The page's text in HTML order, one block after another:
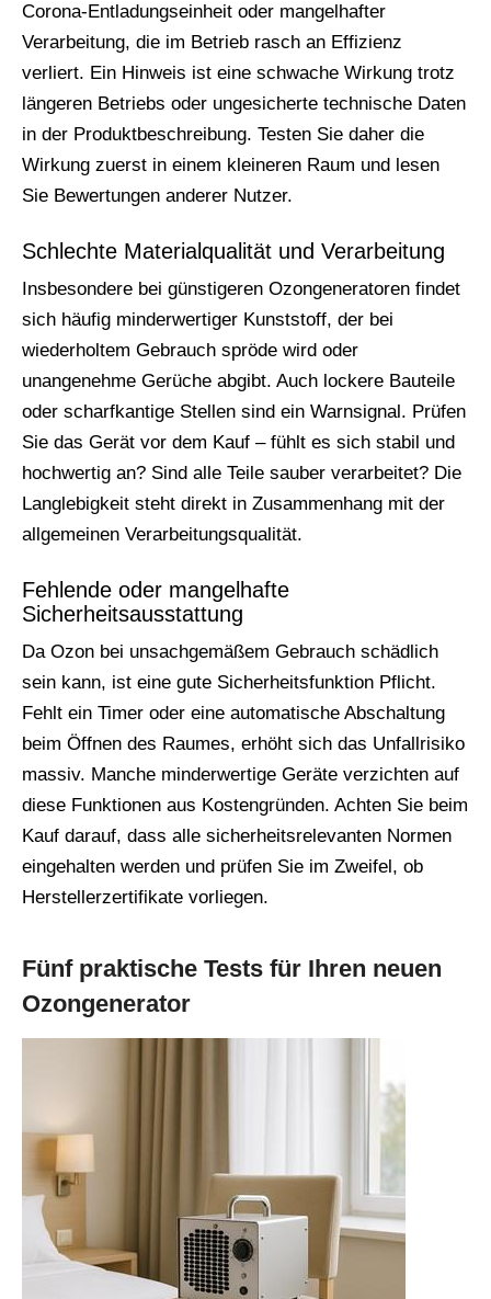
Corona-Entladungseinheit oder mangelhafter
Verarbeitung, die im Betrieb rasch an Effizienz
verliert. Ein Hinweis ist eine schwache Wirkung trotz
längeren Betriebs oder ungesicherte technische Daten
in der Produktbeschreibung. Testen Sie daher die
Wirkung zuerst in einem kleineren Raum und lesen
Sie Bewertungen anderer Nutzer.
Schlechte Materialqualität und Verarbeitung
Insbesondere bei günstigeren Ozongeneratoren findet
sich häufig minderwertiger Kunststoff, der bei
wiederholtem Gebrauch spröde wird oder
unangenehme Gerüche abgibt. Auch lockere Bauteile
oder scharfkantige Stellen sind ein Warnsignal. Prüfen
Sie das Gerät vor dem Kauf – fühlt es sich stabil und
hochwertig an? Sind alle Teile sauber verarbeitet? Die
Langlebigkeit steht direkt in Zusammenhang mit der
allgemeinen Verarbeitungsqualität.
Fehlende oder mangelhafte
Sicherheitsausstattung
Da Ozon bei unsachgemäßem Gebrauch schädlich
sein kann, ist eine gute Sicherheitsfunktion Pflicht.
Fehlt ein Timer oder eine automatische Abschaltung
beim Öffnen des Raumes, erhöht sich das Unfallrisiko
massiv. Manche minderwertige Geräte verzichten auf
diese Funktionen aus Kostengründen. Achten Sie beim
Kauf darauf, dass alle sicherheitsrelevanten Normen
eingehalten werden und prüfen Sie im Zweifel, ob
Herstellerzertifikate vorliegen.
Fünf praktische Tests für Ihren neuen
Ozongenerator